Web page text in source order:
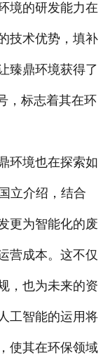
境的研发能力在
技术优势，填补
臻鼎环境获得了
，标志着其在环
境也在探索如
立介绍，结合
更为智能化的废
营成本。这不仅
，也为未来的资
工智能的运用将
使其在环保领域